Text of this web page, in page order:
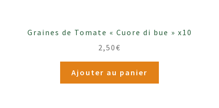
Graines de Tomate « Cuore di bue » x10
2,50€
Ajouter au panier